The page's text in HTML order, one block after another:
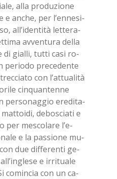
alla pro­du­zio­ne
e an­che, per l’en­ne­si­
al­l’i­den­ti­tà let­te­ra­
av­ven­tu­ra del­la
di gial­li, tut­ti casi ro­
pe­rio­do pre­ce­den­te
con l’at­tua­li­tà
cin­quan­ten­ne
per­so­nag­gio ere­di­ta­
de­bo­scia­ti e
per me­sco­la­re l’e­
e la pas­sio­ne mu­
due dif­fe­ren­ti ge­
e ir­ri­tua­le
co­min­cia con un ca­